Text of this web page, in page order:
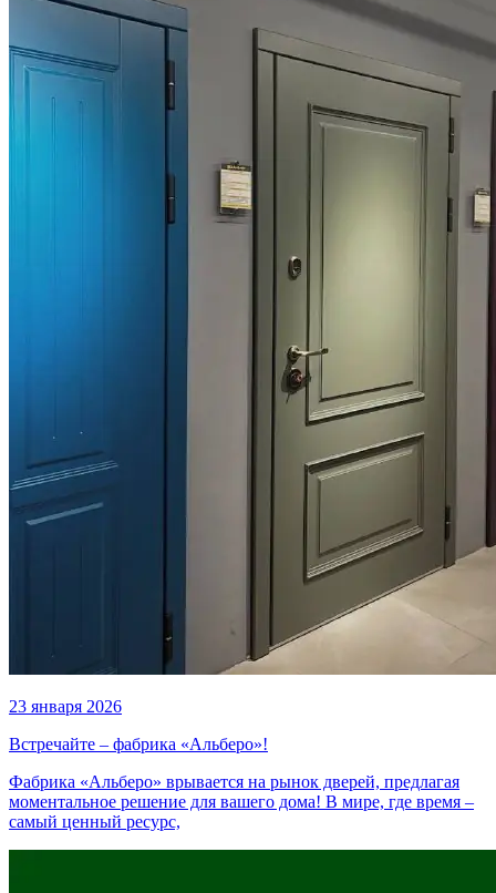
23 января 2026
Встречайте – фабрика «Альберо»!
Фабрика «Альберо» врывается на рынок дверей, предлагая
моментальное решение для вашего дома! В мире, где время –
самый ценный ресурс,